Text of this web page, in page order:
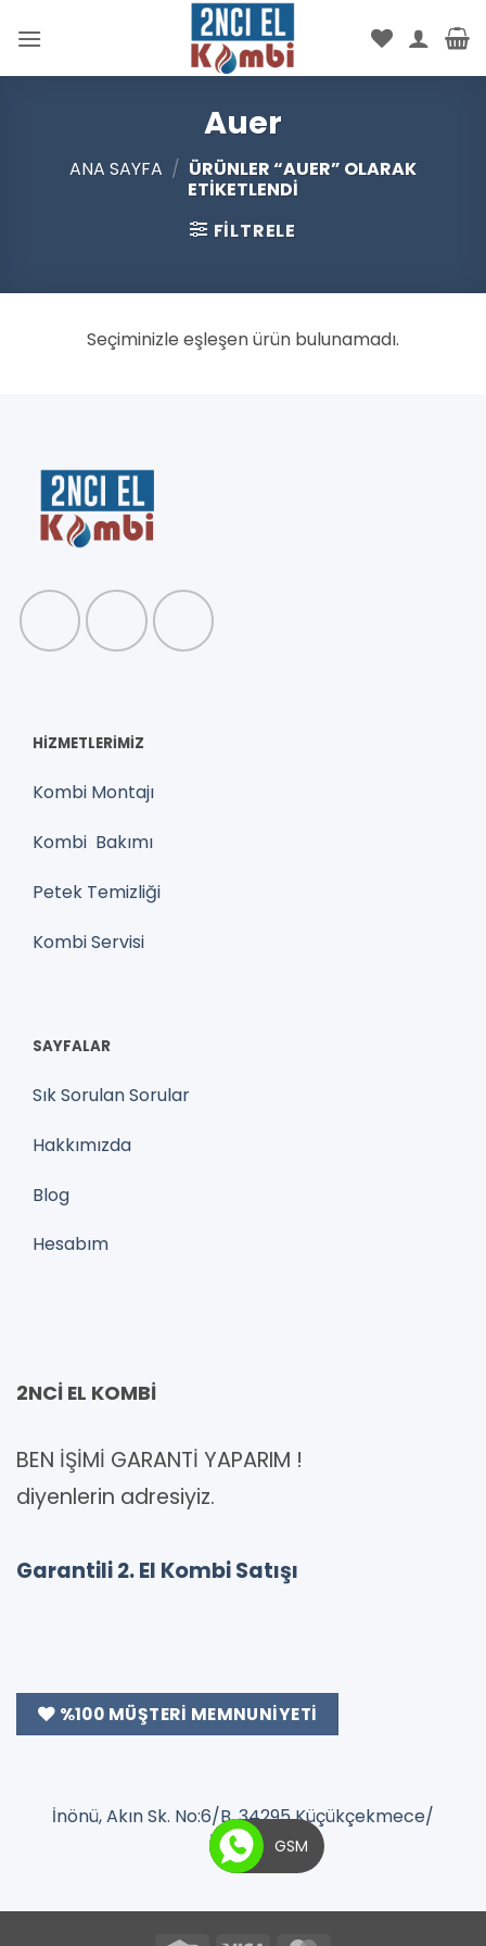
atla
Auer
ANA SAYFA / ÜRÜNLER “AUER” OLARAK
ETIKETLENDI
FILTRELE
Seçiminizle eşleşen ürün bulunamadı.
HİZMETLERİMİZ
Kombi Montajı
Kombi Bakımı
Petek Temizliği
Kombi Servisi
SAYFALAR
Sık Sorulan Sorular
Hakkımızda
Blog
Hesabım
2NCİ EL KOMBİ
BEN İŞİMİ GARANTİ YAPARIM !
diyenlerin adresiyiz.
Garantili 2. El Kombi Satışı
%100 MÜŞTERI MEMNUNIYETI
İnönü, Akın Sk. No:6/B, 34295 Küçükçekmece/
İstanbulGSM